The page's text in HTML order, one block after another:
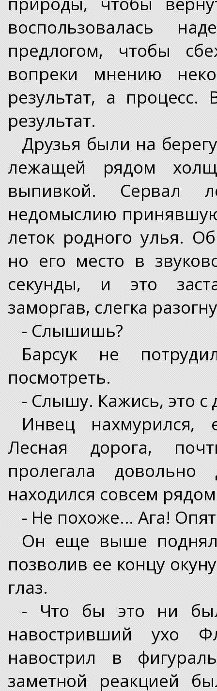
воспользовалась
предлогом, чтобы
вопреки мнению
результат, а
результат.
Друзья были на
лежащей рядом
выпивкой. Сервал
недомыслию
леток родного улья.
но его место в
секунды, и это
заморгав, слегка
- Слышишь?
Барсук не
посмотреть.
- Слышу. Кажись, это с
Инвец нахмурился,
Лесная дорога,
пролегала
находился совсем
- Не похоже... Ага!
Он еще выше
позволив ее концу
глаз.
- Что бы это ни
навостривший ухо
навострил в
заметной реакцией